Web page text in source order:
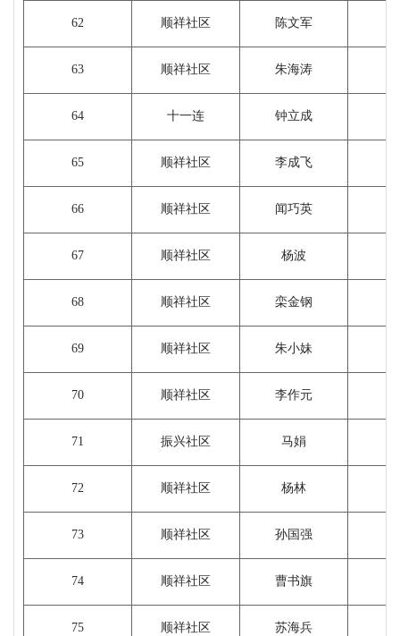
62 顺祥社区 陈文军
63 顺祥社区 朱海涛
64 十一连 钟立成
65 顺祥社区 李成飞
66 顺祥社区 闻巧英
67 顺祥社区 杨波
68 顺祥社区 栾金钢
69 顺祥社区 朱小妹
70 顺祥社区 李作元
71 振兴社区 马娟
72 顺祥社区 杨林
73 顺祥社区 孙国强
74 顺祥社区 曹书旗
75 顺祥社区 苏海兵